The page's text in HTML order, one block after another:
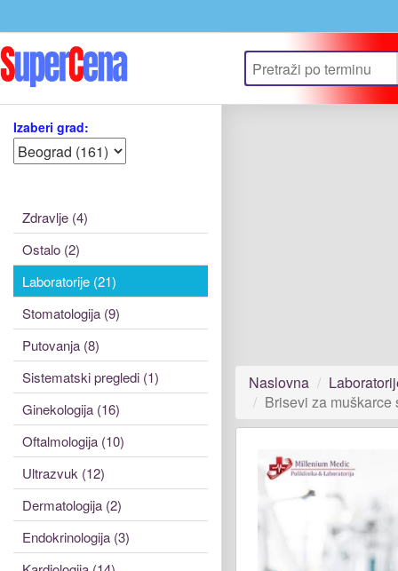
Izaberi grad:
Zdravlje (4)
Ostalo (2)
Laboratorije (21)
Stomatologija (9)
Putovanja (8)
Sistematski pregledi (1)
Ginekologija (16)
Oftalmologija (10)
Ultrazvuk (12)
Dermatologija (2)
Endokrinologija (3)
Naslovna
Brisevi za